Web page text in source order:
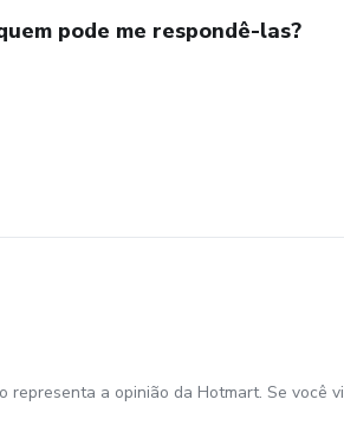
pode me respondê-las?
representa a opinião da Hotmart. Se você